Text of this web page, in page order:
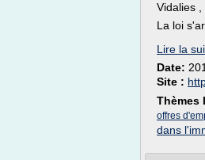
Vidalies
La loi
Lire la
Date:
Site :
Thèmes
offres
dans